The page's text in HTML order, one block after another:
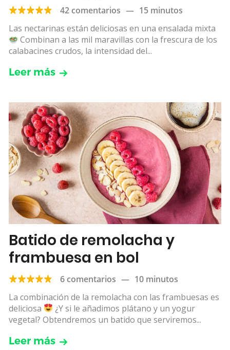
42 comentarios — 15 minutos
Las nectarinas están deliciosas en una ensalada mixta
Combinan a las mil maravillas con la frescura de los
calabacines crudos, la intensidad del...
Leer más
Batido de remolacha y
frambuesa en bol
6 comentarios — 10 minutos
La combinación de la remolacha con las frambuesas es
deliciosa
¿Y si le añadimos plátano y un yogur
vegetal? Obtendremos un batido que serviremos...
Leer más